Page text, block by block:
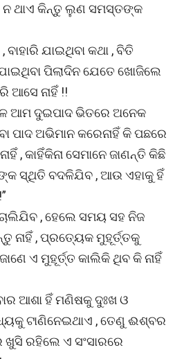
ଥାଏ କିନ୍ତୁ ଲୁଣ ସମସ୍ତଙ୍କ
ବାହାରି ଯାଇଥିବା କଥା , ବିତି
ପିଲାଦିନ ଯେତେ ଖୋଜିଲେ
ଆସେ ନାହିଁ !!
ଆମ ଦୁଇପାଦ ଭିତରେ ଅନେକ
ପାଦ ଅଭିମାନ କରେନାହିଁ କି ପଛରେ
, କାହିଁକିନା ସେମାନେ ଜାଣନ୍ତି କିଛି
ସ୍ଥିତି ବଦଳିଯିବ , ଆଉ ଏହାକୁ ହିଁ
, ହେଲେ ସମୟ ସହ ନିଜ
ନାହିଁ , ପ୍ରତ୍ୟେକ ମୁହୂର୍ତ୍ତକୁ
ଏ ମୁହୂର୍ତ୍ତ କାଲିକି ଥିବ କି ନାହିଁ
ଆଶା ହିଁ ମଣିଷକୁ ଦୁଃଖ ଓ
ଟାଣିନେଇଥାଏ , ତେଣୁ ଈଶ୍ବର
ଖୁସି ରହିଲେ ଏ ସଂସାରରେ